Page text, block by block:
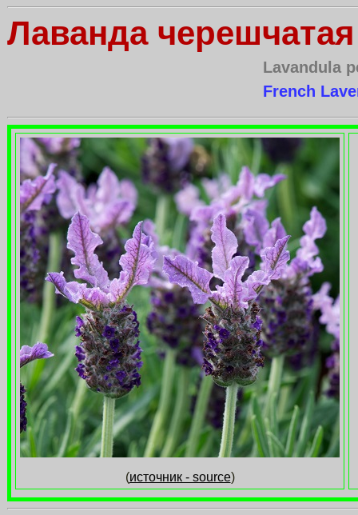
Лаванда черешчатая
Lavandula
French
(источник - source)